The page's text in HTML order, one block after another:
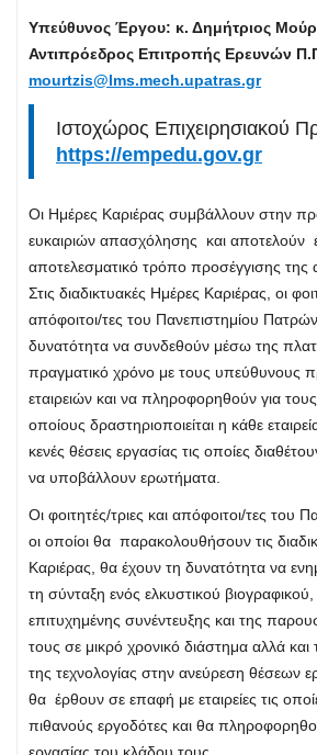
Υπεύθυνος Έργου: κ. Δημήτριος
Αντιπρόεδρος Επιτροπής Ερευνών
mourtzis@lms.mech.upatras.gr
Ιστοχώρος Επιχειρησιακού
https://empedu.gov.gr
Οι Ημέρες Καριέρας συμβάλλουν στην
ευκαιριών απασχόλησης και αποτελούν
αποτελεσματικό τρόπο προσέγγισης της
Στις διαδικτυακές Ημέρες Καριέρας, οι
απόφοιτοι/τες του Πανεπιστημίου
δυνατότητα να συνδεθούν μέσω της
πραγματικό χρόνο με τους υπεύθυνους
εταιρειών και να πληροφορηθούν για
οποίους δραστηριοποιείται η κάθε
κενές θέσεις εργασίας τις οποίες
να υποβάλλουν ερωτήματα.
Οι φοιτητές/τριες και απόφοιτοι/τες του
οι οποίοι θα παρακολουθήσουν τις
Καριέρας, θα έχουν τη δυνατότητα να
τη σύνταξη ενός ελκυστικού βιογραφικού,
επιτυχημένης συνέντευξης και της
τους σε μικρό χρονικό διάστημα αλλά
της τεχνολογίας στην ανεύρεση θέσεων
θα έρθουν σε επαφή με εταιρείες τις
πιθανούς εργοδότες και θα